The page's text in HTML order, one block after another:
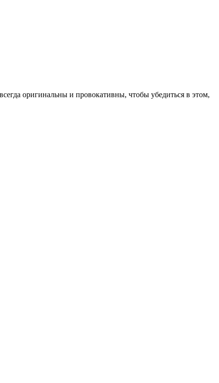
оригинальны и провокативны, чтобы убедиться в этом,